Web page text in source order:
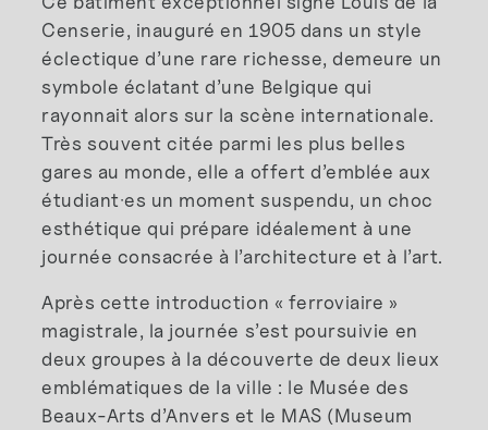
Censerie, inauguré en 1905 dans un style
éclectique d’une rare richesse, demeure un
symbole éclatant d’une Belgique qui
rayonnait alors sur la scène internationale.
Très souvent citée parmi les plus belles
gares au monde, elle a offert d’emblée aux
étudiant·es un moment suspendu, un choc
esthétique qui prépare idéalement à une
journée consacrée à l’architecture et à l’art.
Après cette introduction « ferroviaire »
magistrale, la journée s’est poursuivie en
deux groupes à la découverte de deux lieux
emblématiques de la ville : le Musée des
Beaux-Arts d’Anvers et le MAS (Museum